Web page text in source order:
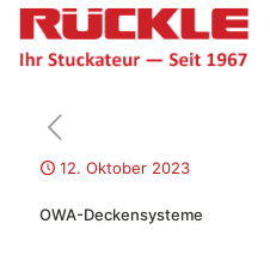
12. Oktober 2023
OWA-Deckensysteme